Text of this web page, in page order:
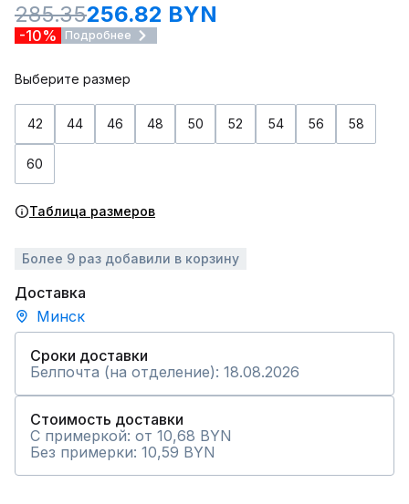
285.35256.82 BYN
-10% Подробнее
Выберите размер
42 44 46 48 50 52 54 56 58
60
Таблица размеров
Более 9 раз добавили в корзину
Доставка
Минск
Сроки доставки
Белпочта (на отделение): 18.08.2026
Стоимость доставки
С примеркой: от 10,68 BYN
Без примерки: 10,59 BYN